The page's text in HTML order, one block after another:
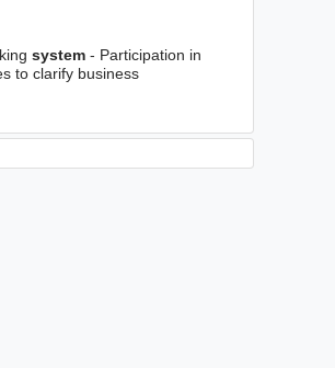
system- Participation in
to clarify business